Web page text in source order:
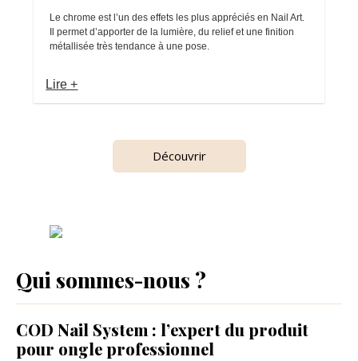
Le chrome est l’un des effets les plus appréciés en Nail Art.
Il permet d’apporter de la lumière, du relief et une finition
métallisée très tendance à une pose.
Lire +
Découvrir
Qui sommes-nous ?
COD Nail System : l’expert du produit
pour ongle professionnel